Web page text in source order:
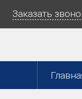
Заказать